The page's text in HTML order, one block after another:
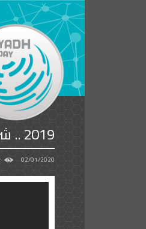
2019 .. شرق أوسط مضطرب
02/01/2020